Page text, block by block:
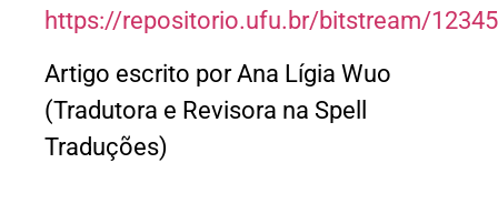
https://repositorio.ufu.br/bitstream/
Artigo escrito por Ana Lígia Wuo
(Tradutora e Revisora na Spell
Traduções)